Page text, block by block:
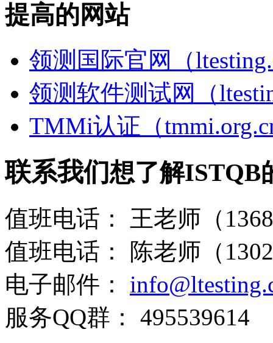
提高的网站
领测国际官网（
领测软件测试网（
TMMi认证（
联系我们想了解ISTQB
值班电话：
王老师（
值班电话：
陈老师（
电子邮件：
服务QQ群：
495539614